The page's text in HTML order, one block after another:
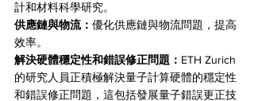
計和材料科學研究。
供應鏈與物流： 優化供應鏈與物流問題，提高
效率。
解決硬體穩定性和錯誤修正問題： ETH Zurich
的研究人員正積極解決量子計算硬體的穩定性
和錯誤修正問題，這包括發展量子錯誤更正技